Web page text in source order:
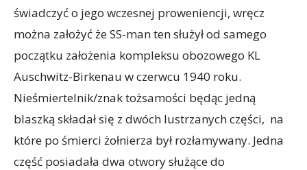
świadczyć o jego wczesnej proweniencji, wręcz
można założyć że SS-man ten służył od samego
początku założenia kompleksu obozowego KL
Auschwitz-Birkenau w czerwcu 1940 roku.
Nieśmiertelnik/znak tożsamości będąc jedną
blaszką składał się z dwóch lustrzanych części, na
które po śmierci żołnierza był rozłamywany. Jedna
część posiadała dwa otwory służące do